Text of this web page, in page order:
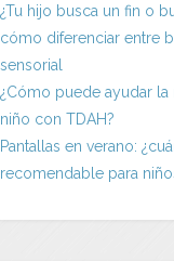
¿Tu hijo busca un fin o
cómo diferenciar entre
sensorial
¿Cómo puede ayudar
niño con TDAH?
Pantallas en verano:
recomendable para